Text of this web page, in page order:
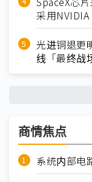
采用NVIDIA
光进铜退更
线「最终战
商情焦点
系统内部电